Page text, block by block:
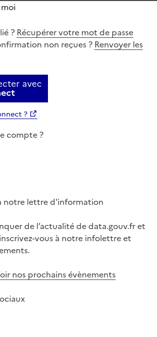
? Récupérer votre mot de passe
non reçues ? Renvoyer les
avec
?
compte ?
notre lettre d'information
de l’actualité de data.gouv.fr et
vous à notre infolettre et
nos prochains évènements